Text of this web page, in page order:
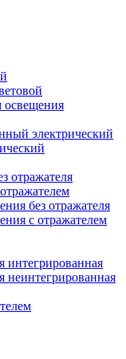
освещения
электрический
отражателя
без отражателя
с отражателем
интегрированная
неинтегрированная